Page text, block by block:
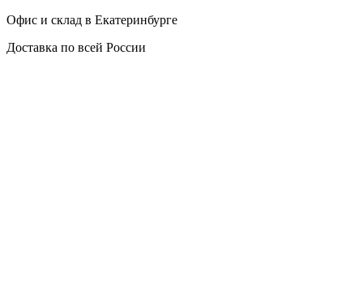
Офис и склад в Екатеринбурге
Доставка по всей России